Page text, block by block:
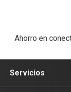
Ahorro en
Servicios